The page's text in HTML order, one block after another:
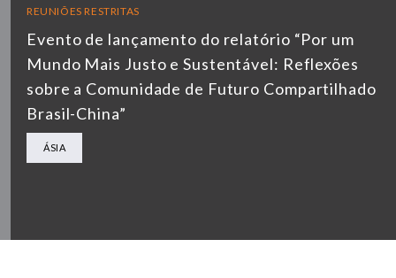
REUNIÕES RESTRITAS
Evento de lançamento do relatório “Por um
Mundo Mais Justo e Sustentável: Reflexões
sobre a Comunidade de Futuro Compartilhado
Brasil-China”
ÁSIA